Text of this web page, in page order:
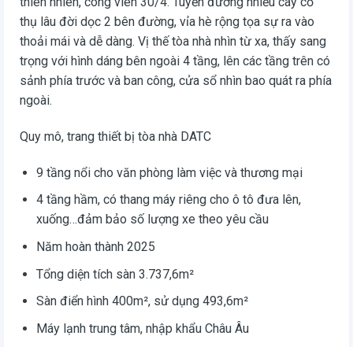
thụ lâu đời dọc 2 bên đường, vỉa hè rộng tọa sự ra vào
thoải mái và dễ dàng. Vị thế tòa nhà nhìn từ xa, thấy sang
trọng với hình dáng bên ngoài 4 tầng, lên các tầng trên có
sảnh phía trước và ban công, cửa sổ nhìn bao quát ra phía
ngoài.
Quy mô, trang thiết bị tòa nhà DATC
9 tầng nổi cho văn phòng làm việc và thương mại
4 tầng hầm, có thang máy riêng cho ô tô đưa lên,
xuống…đảm bảo số lượng xe theo yêu cầu
Năm hoàn thành 2025
Tổng diện tích sàn 3.737,6m²
Sàn điển hình 400m², sử dụng 493,6m²
Máy lạnh trung tâm, nhập khẩu Châu Âu